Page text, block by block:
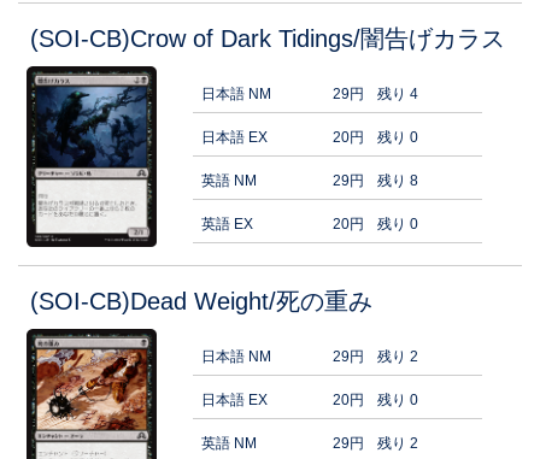
(SOI-CB)Crow of Dark Tidings/闇告げカラス
日本語 NM 29円 残り 4
日本語 EX 20円 残り 0
英語 NM 29円 残り 8
英語 EX 20円 残り 0
(SOI-CB)Dead Weight/死の重み
日本語 NM 29円 残り 2
日本語 EX 20円 残り 0
英語 NM 29円 残り 2